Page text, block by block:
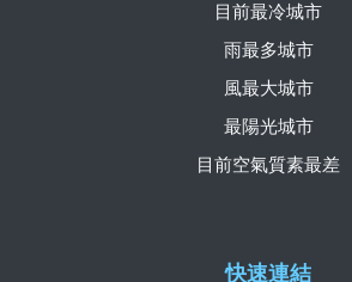
快速連結
目前最冷城市
雨最多城市
風最大城市
最陽光城市
目前空氣質素最差